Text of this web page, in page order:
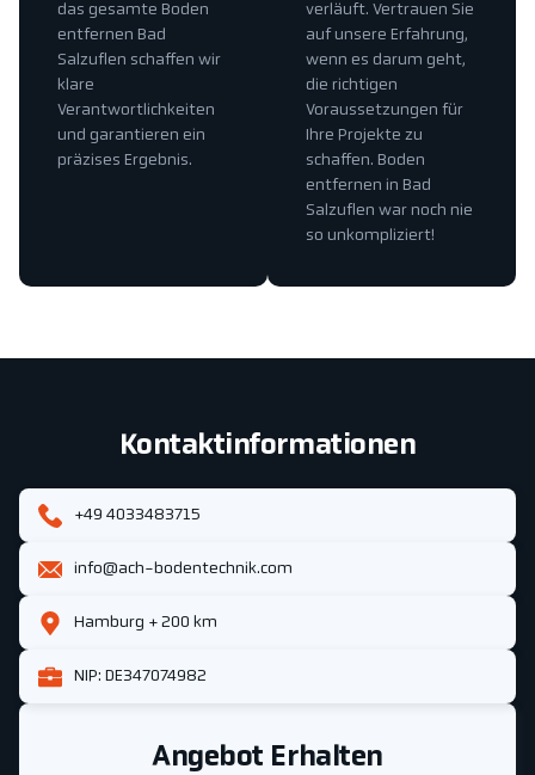
verläuft. Vertrauen Sie
auf unsere Erfahrung,
wenn es darum geht,
die richtigen
Voraussetzungen für
Ihre Projekte zu
schaffen. Boden
entfernen in Bad
Salzuflen war noch nie
so unkompliziert!
das gesamte Boden
entfernen Bad
Salzuflen schaffen wir
klare
Verantwortlichkeiten
und garantieren ein
präzises Ergebnis.
Angebot Erhalten
Kontaktinformationen
+49 4033483715
info@ach-bodentechnik.com
Hamburg + 200 km
NIP: DE347074982